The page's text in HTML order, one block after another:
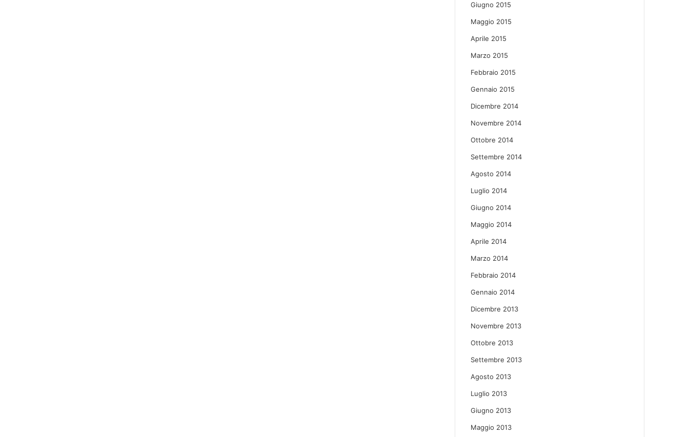
Giugno 2015
Maggio 2015
Aprile 2015
Marzo 2015
Febbraio 2015
Gennaio 2015
Dicembre 2014
Novembre 2014
Ottobre 2014
Settembre 2014
Agosto 2014
Luglio 2014
Giugno 2014
Maggio 2014
Aprile 2014
Marzo 2014
Febbraio 2014
Gennaio 2014
Dicembre 2013
Novembre 2013
Ottobre 2013
Settembre 2013
Agosto 2013
Luglio 2013
Giugno 2013
Maggio 2013